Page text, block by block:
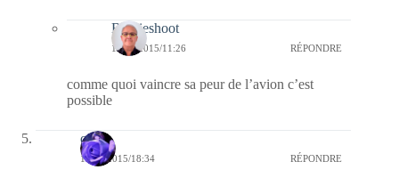
Bernieshoot
12/11/2015/11:26 RÉPONDRE
comme quoi vaincre sa peur de l’avion c’est
possible
covix
10/11/2015/18:34 RÉPONDRE